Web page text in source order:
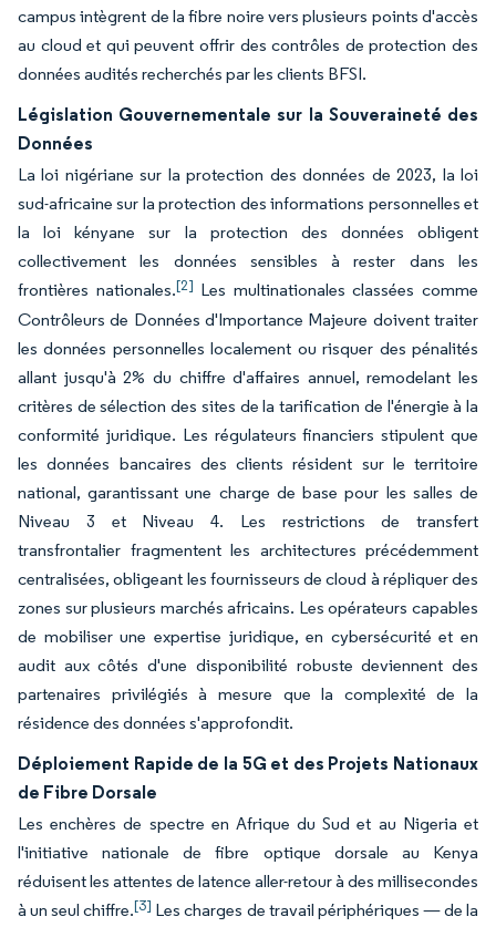
campus intègrent de la fibre noire vers plusieurs points d'accès
au cloud et qui peuvent offrir des contrôles de protection des
données audités recherchés par les clients BFSI.
Législation Gouvernementale sur la Souveraineté des
Données
La loi nigériane sur la protection des données de 2023, la loi
sud-africaine sur la protection des informations personnelles et
la loi kényane sur la protection des données obligent
collectivement les données sensibles à rester dans les
frontières nationales.[2] Les multinationales classées comme
Contrôleurs de Données d'Importance Majeure doivent traiter
les données personnelles localement ou risquer des pénalités
allant jusqu'à 2% du chiffre d'affaires annuel, remodelant les
critères de sélection des sites de la tarification de l'énergie à la
conformité juridique. Les régulateurs financiers stipulent que
les données bancaires des clients résident sur le territoire
national, garantissant une charge de base pour les salles de
Niveau 3 et Niveau 4. Les restrictions de transfert
transfrontalier fragmentent les architectures précédemment
centralisées, obligeant les fournisseurs de cloud à répliquer des
zones sur plusieurs marchés africains. Les opérateurs capables
de mobiliser une expertise juridique, en cybersécurité et en
audit aux côtés d'une disponibilité robuste deviennent des
partenaires privilégiés à mesure que la complexité de la
résidence des données s'approfondit.
Déploiement Rapide de la 5G et des Projets Nationaux
de Fibre Dorsale
Les enchères de spectre en Afrique du Sud et au Nigeria et
l'initiative nationale de fibre optique dorsale au Kenya
réduisent les attentes de latence aller-retour à des millisecondes
à un seul chiffre.[3] Les charges de travail périphériques — de la